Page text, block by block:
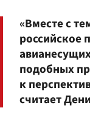
«Вместе с
российское
подобных
к
считает